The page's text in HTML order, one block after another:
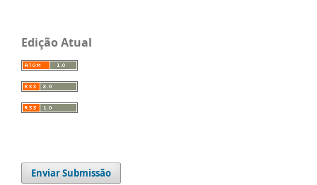
Edição Atual
Enviar Submissão